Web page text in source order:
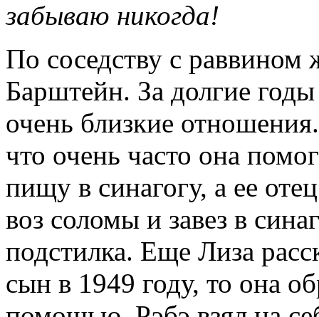
забываю никогда!
По соседству с
Барштейн. За долгие
очень близкие
что очень часто она
пищу в синагогу, а ее
воз соломы и завез в
подстилка. Еще Лиза
сын в 1949 году, то она